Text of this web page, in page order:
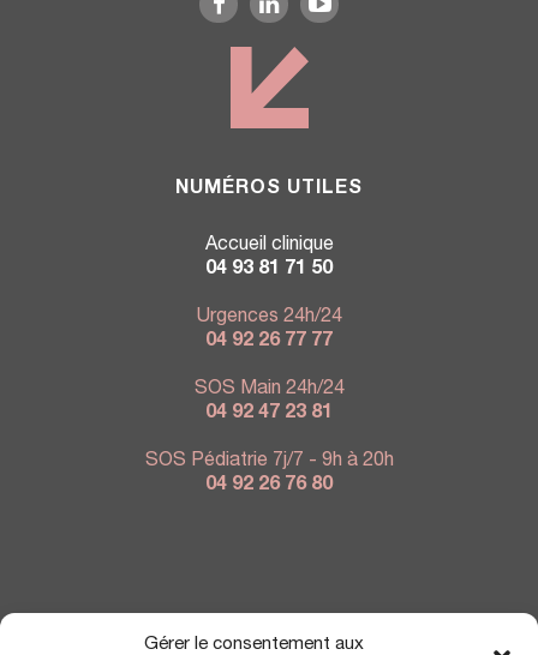
Gérer le consentement aux
NUMÉROS UTILES
Accueil clinique
04 93 81 71 50
Urgences 24h/24
04 92 26 77 77
SOS Main 24h/24
04 92 47 23 81
SOS Pédiatrie 7j/7 - 9h à 20h
04 92 26 76 80
NOUS TROUVER